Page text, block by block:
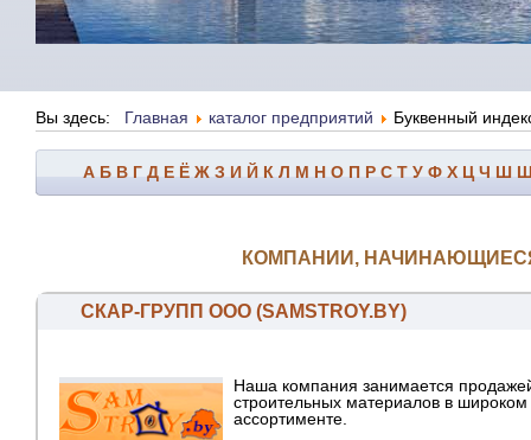
Вы здесь: Главная каталог предприятий Буквенный
А Б В Г Д Е Ё Ж З И Й К Л М Н О П Р С Т У Ф Х Ц Ч Ш
КОМПАНИИ,
СКАР-ГРУПП ООО (SAMSTROY.BY)
Наша компания занимается
строительных материалов в широком
ассортименте.